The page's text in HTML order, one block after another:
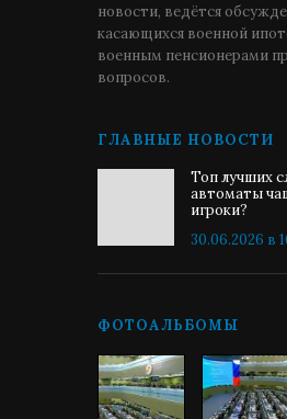
новости, ведётся
касающихся военной
военным пенсионерами
вопросов.
ГЛАВНЫЕ НОВОСТИ
Топ лучших
автоматы
игроки?
30.06.2026 в
ФОТОАЛЬБОМЫ